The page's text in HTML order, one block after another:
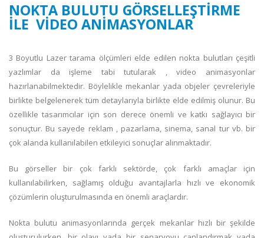
NOKTA BULUTU GÖRSELLEŞTİRME
İLE VİDEO ANİMASYONLAR
3 Boyutlu Lazer tarama ölçümleri elde edilen nokta bulutları çeşitli
yazlımlar da işleme tabi tutularak , video animasyonlar
hazırlanabilmektedir. Böylelikle mekanlar yada objeler çevreleriyle
birlikte belgelenerek tüm detaylarıyla birlikte elde edilmiş olunur. Bu
özellikle tasarımcılar için son derece önemli ve katkı sağlayıcı bir
sonuçtur. Bu sayede reklam , pazarlama, sinema, sanal tur vb. bir
çok alanda kullanılabilen etkileyici sonuçlar alınmaktadır.
Bu görseller bir çok farklı sektörde, çok farklı amaçlar için
kullanılabilirken, sağlamış olduğu avantajlarla hızlı ve ekonomik
çözümlerin oluşturulmasında en önemli araçlardır.
Nokta bulutu animasyonlarında gerçek mekanlar hızlı bir şekilde